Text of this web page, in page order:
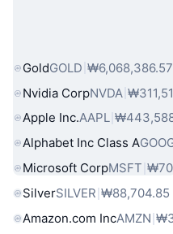
GoldGOLD ₩6,068,386.57
Nvidia CorpNVDA
Apple Inc.AAPL
Alphabet Inc Class A
Microsoft CorpMSFT
SilverSILVER ₩88,704.85
Amazon.com IncAMZN